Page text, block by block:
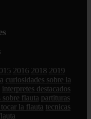
2016 2018 2019
curiosidades sobre la
interpretes destacados
sobre flauta partituras
la flauta tecnicas